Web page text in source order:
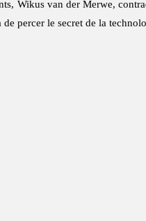
Wikus van der Merwe,
percer le secret de la